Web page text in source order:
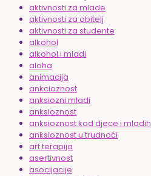
aktivnosti za mlade
aktivnosti za obitelj
aktivnosti za studente
alkohol
alkohol i mladi
aloha
animacija
ankcioznost
anksiozni mladi
anksioznost
anksioznost kod djece i mladih
anksioznost u trudnoći
art terapija
asertivnost
asocijacije